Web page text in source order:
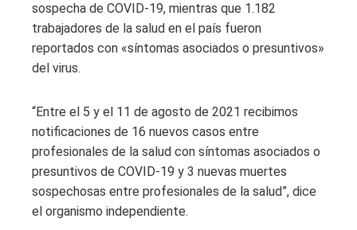
sospecha de COVID-19, mientras que 1.182
trabajadores de la salud en el país fueron
reportados con «síntomas asociados o presuntivos»
del virus.
“Entre el 5 y el 11 de agosto de 2021 recibimos
notificaciones de 16 nuevos casos entre
profesionales de la salud con síntomas asociados o
presuntivos de COVID-19 y 3 nuevas muertes
sospechosas entre profesionales de la salud”, dice
el organismo independiente.